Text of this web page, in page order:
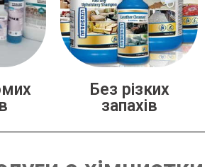
Без різких
запахів